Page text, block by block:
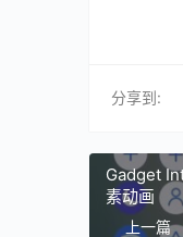
分享到:
Gadget
素动画
上一篇